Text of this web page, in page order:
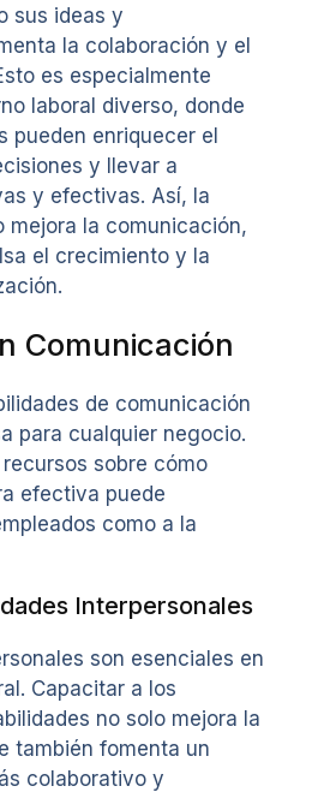
sus ideas y
la colaboración y el
es especialmente
laboral diverso, donde
pueden enriquecer el
y llevar a
y efectivas. Así, la
mejora la comunicación,
el crecimiento y la
Comunicación
de comunicación
para cualquier negocio.
sobre cómo
efectiva puede
como a la
Interpersonales
son esenciales en
Capacitar a los
no solo mejora la
también fomenta un
colaborativo y